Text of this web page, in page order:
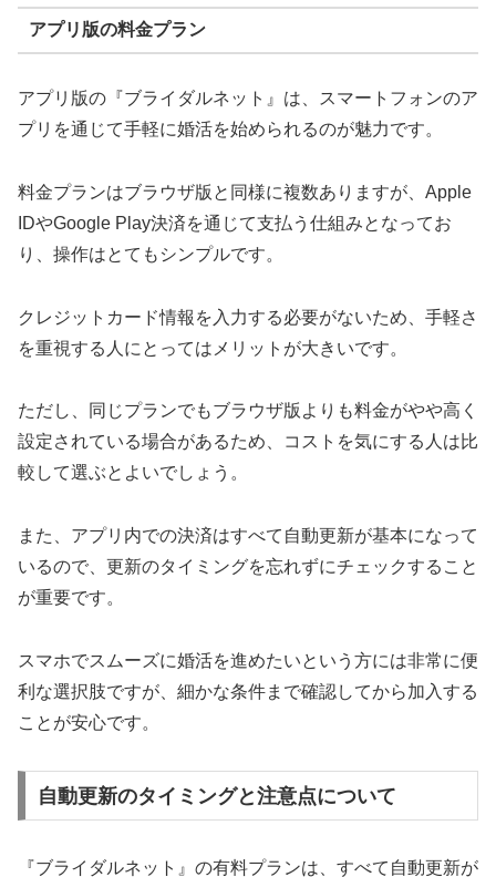
アプリ版の料金プラン
アプリ版の『ブライダルネット』は、スマートフォンのア
プリを通じて手軽に婚活を始められるのが魅力です。
料金プランはブラウザ版と同様に複数ありますが、Apple
IDやGoogle Play決済を通じて支払う仕組みとなってお
り、操作はとてもシンプルです。
クレジットカード情報を入力する必要がないため、手軽さ
を重視する人にとってはメリットが大きいです。
ただし、同じプランでもブラウザ版よりも料金がやや高く
設定されている場合があるため、コストを気にする人は比
較して選ぶとよいでしょう。
また、アプリ内での決済はすべて自動更新が基本になって
いるので、更新のタイミングを忘れずにチェックすること
が重要です。
スマホでスムーズに婚活を進めたいという方には非常に便
利な選択肢ですが、細かな条件まで確認してから加入する
ことが安心です。
自動更新のタイミングと注意点について
『ブライダルネット』の有料プランは、すべて自動更新が